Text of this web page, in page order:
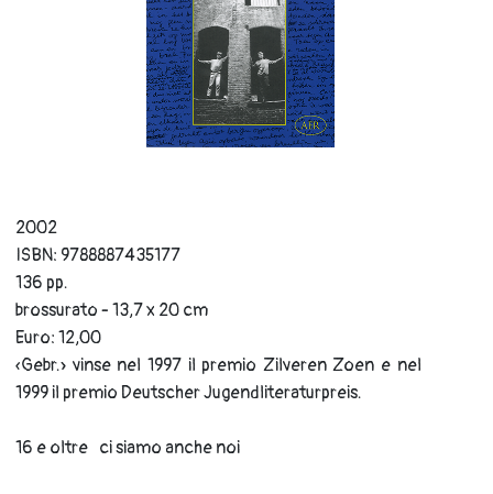
2002
ISBN: 9788887435177
136 pp.
brossurato - 13,7 x 20 cm
Euro: 12,00
«Gebr.» vinse nel 1997 il premio Zilveren Zoen e nel
1999 il premio Deutscher Jugendliteraturpreis.
16 e oltre ci siamo anche noi